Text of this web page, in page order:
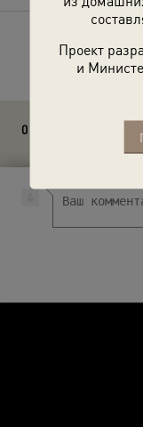
Проект
и
0 комментариев